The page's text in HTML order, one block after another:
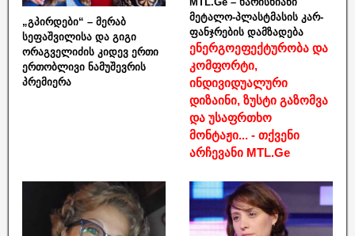
„გპირდები“ – მერაბ
სეფაშვილისა და გიგი
ორაგველიძის კიდევ ერთი
ერთობლივი ნამუშევრის
პრემიერა
მეტალო-პლასტმასის კარ-
ფანჯრების დამზადება
ენერგოეფექტურობა და
კომფორტი,
ინდივიდუალური
დიზაინი, ზუსტი გაზომვა
და უსაფრთხო
მონტაჟი... - თქვენი
არჩევანი MTL.Ge